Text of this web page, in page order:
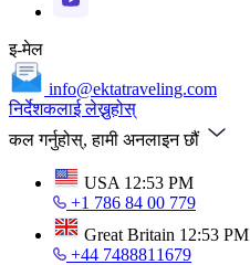
इ-मेल
info@ektatraveling.com
निर्देशकलाई लेख्नुहोस्
कल गर्नुहोस्, हामी अनलाइन छौं
USA 12:53 PM
+1 786 84 00 779
Great Britain 12:53 PM
+44 7488811679